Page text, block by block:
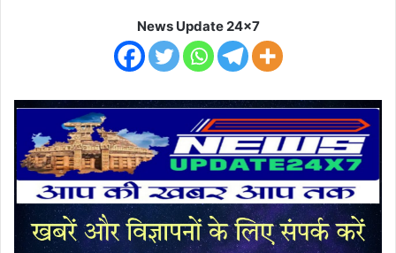
News Update 24x7